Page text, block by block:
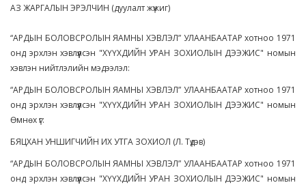
АЗ ЖАРГАЛЫН ЭРЭЛЧИН (дуулалт жүжиг)
“АРДЫН БОЛОВСРОЛЫН ЯАМНЫ ХЭВЛЭЛ” УЛААНБААТАР хотноо 1971
онд эрхлэн хэвлүүлсэн "ХҮҮХДИЙН УРАН ЗОХИОЛЫН ДЭЭЖИС" номын
хэвлэн нийтлэлийн мэдээлэл:
“АРДЫН БОЛОВСРОЛЫН ЯАМНЫ ХЭВЛЭЛ” УЛААНБААТАР хотноо 1971
онд эрхлэн хэвлүүлсэн "ХҮҮХДИЙН УРАН ЗОХИОЛЫН ДЭЭЖИС" номын
Өмнөх үг:
БЯЦХАН УНШИГЧИЙН ИХ УТГА ЗОХИОЛ (Л. Түдэв)
“АРДЫН БОЛОВСРОЛЫН ЯАМНЫ ХЭВЛЭЛ” УЛААНБААТАР хотноо 1971
онд эрхлэн хэвлүүлсэн "ХҮҮХДИЙН УРАН ЗОХИОЛЫН ДЭЭЖИС" номын